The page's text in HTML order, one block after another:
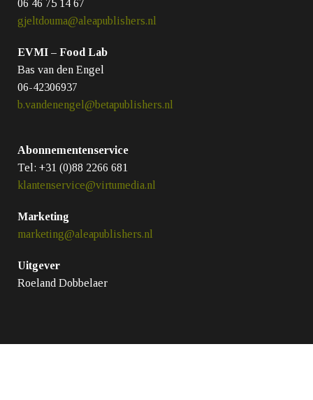
06 46 75 14 67
gjeltdouma@aleapublishers.nl
EVMI – Food Lab
Bas van den Engel
06-42306937
b.vandenengel@betapublishers.nl
Abonnementenservice
Tel: +31 (0)88 2266 681​
klantenservice@virtumedia.nl
Marketing
marketing@aleapublishers.nl
Uitgever
Roeland Dobbelaer